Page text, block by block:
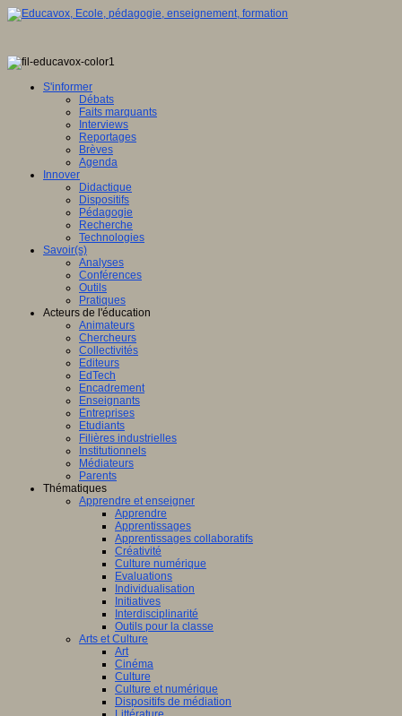
S'informer
Débats
Faits marquants
Interviews
Reportages
Brèves
Agenda
Innover
Didactique
Dispositifs
Pédagogie
Recherche
Technologies
Savoir(s)
Analyses
Conférences
Outils
Pratiques
Acteurs de l'éducation
Animateurs
Chercheurs
Collectivités
Editeurs
EdTech
Encadrement
Enseignants
Entreprises
Etudiants
Filières industrielles
Institutionnels
Médiateurs
Parents
Thématiques
Apprendre et enseigner
Apprendre
Apprentissages
Apprentissages collaboratifs
Créativité
Culture numérique
Evaluations
Individualisation
Initiatives
Interdisciplinarité
Outils pour la classe
Arts et Culture
Art
Cinéma
Culture
Culture et numérique
Dispositifs de médiation